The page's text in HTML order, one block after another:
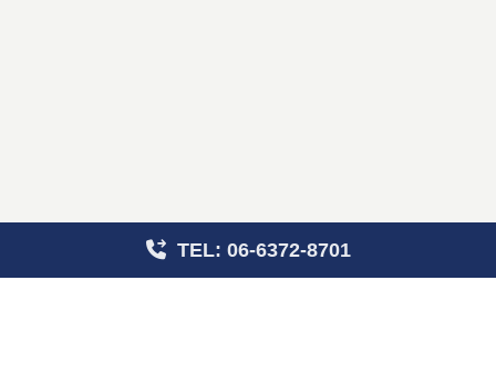
TEL: 06-6372-8701